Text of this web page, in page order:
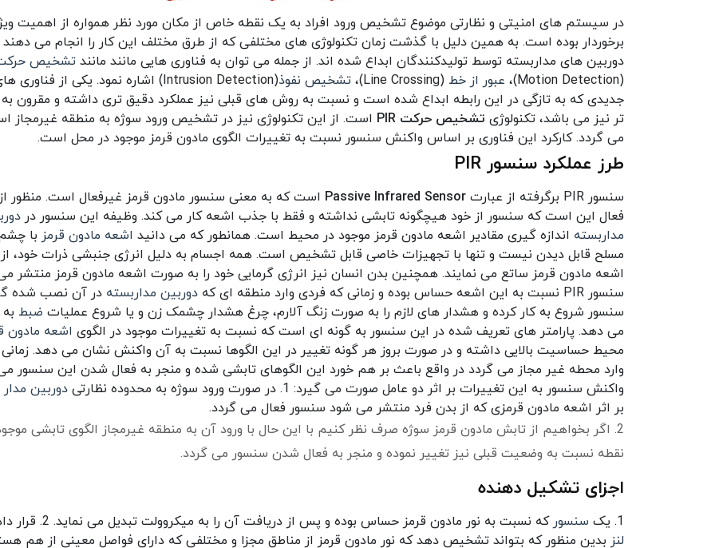
در سیستم های امنیتی و نظارتی موضوع تشخیص ورود افراد به یک نقطه خاص از مکان مورد نظر همواره از اهمیت
برخوردار بوده است. به همین دلیل با گذشت زمان تکنولوژی های مختلفی که از طرق مختلف این کار را انجام می دهند
دوربین های مداربسته توسط تولیدکنندگان ابداع شده اند. از جمله می توان به فناوری هایی مانند مانند تشخیص
(Motion Detection)،
عبور از خط (Line Crossing)، تشخیص نفوذ(Intrusion Detection) اشاره نمود.
یکی از فناوری
جدیدی که به تازگی در این رابطه ابداع شده است و نسبت به روش های قبلی نیز عملکرد دقیق تری داشته و مقرون
تر نیز می باشد، تکنولوژی تشخیص حرکت PIR
است. از این تکنولوژی نیز در تشخیص ورود سوژه به منطقه غیرمجاز
می گردد. کارکرد این فناوری بر اساس واکنش سنسور نسبت به تغییرات الگوی مادون قرمز موجود در محل است.
طرز عملکرد سنسور PIR
سنسور PIR برگرفته از عبارت Passive Infrared Sensor است که به معنی سنسور مادون قرمز غیرفعال است. منظور
فعال این است که سنسور از خود هیچگونه تابشی نداشته و فقط با جذب اشعه کار می کند. وظیفه این سنسور در
مداربسته اندازه گیری مقادیر اشعه مادون قرمز موجود در محیط است. همانطور که می دانید اشعه مادون قرمز با
مسلح قابل دیدن نیست و تنها با تجهیزات خاصی قابل تشخیص است. همه اجسام به دلیل انرژی جنبشی ذرات خود،
اشعه مادون قرمز ساتع می نمایند. همچنین بدن انسان نیز انرژی گرمایی خود را به صورت اشعه مادون قرمز منتشر
سنسور PIR نسبت به این اشعه حساس بوده و زمانی که فردی وارد منطقه ای که
دوربین مداربسته در آن نصب شده
سنسور شروع به کار کرده و هشدار های لازم را به صورت زنگ آلارم، چرغ هشدار چشمک زن و یا شروع عملیات ضبط به
می دهد. پارامتر های تعریف شده در این سنسور به گونه ای است که نسبت به تغییرات موجود در الگوی اشعه مادون
محیط حساسیت بالایی داشته و در صورت بروز هر گونه تغییر در این الگوها نسبت به آن واکنش نشان می دهد.
وارد محطه غیر مجاز می گردد در واقع باعث بر هم خورد این الگوهای تابشی شده و منجر به فعال شدن این سنسور
واکنش سنسور به این تغییرات بر اثر دو عامل صورت می گیرد: 1. در صورت ورود سوژه به محدوده نظارتی
دوربین
بر اثر اشعه مادون قرمزی که از بدن فرد منتشر می شود سنسور فعال می گردد.
2. اگر بخواهیم از تابش مادون قرمز سوژه صرف نظر کنیم با این حال با ورود آن به منطقه غیرمجاز الگوی تابشی
نقطه نسبت به وضعیت قبلی نیز تغییر نموده و منجر به فعال شدن سنسور می گردد.
اجزای تشکیل دهنده
1. یک سنسورکه نسبت به نور مادون قرمز حساس بوده و پس از دریافت آن را به میکروولت تبدیل می نماید. 2. قرار دادن یک
لنز بدین منظور که بتواند تشخیص دهد که نور مادون قرمز از مناطق مجزا و مختلفی که دارای فواصل معینی از هم